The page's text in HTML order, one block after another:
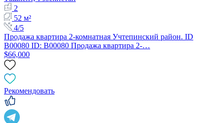
2
52 м²
4/5
Продажа квартира 2-комнатная Учтепинский район. ID
B00080 ID: B00080 Продажа квартира 2-…
$66,000
Рекомендовать